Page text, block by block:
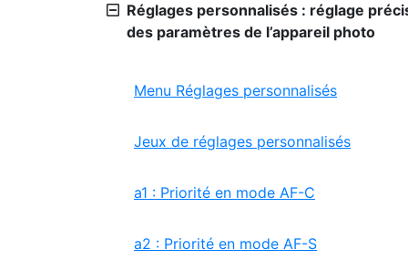
Réglages personnalisés : réglage
des paramètres de l’appareil photo
Menu Réglages personnalisés
Jeux de réglages personnalisés
a1 : Priorité en mode AF-C
a2 : Priorité en mode AF-S